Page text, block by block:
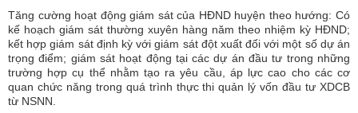
Tăng cường hoạt động giám sát của HĐND huyện theo hướng: Có
kế hoạch giám sát thường xuyên hàng năm theo nhiệm kỳ HĐND;
kết hợp giám sát định kỳ với giám sát đột xuất đối với một số dự án
trọng điểm; giám sát hoạt động tại các dự án đầu tư trong những
trường hợp cụ thể nhằm tạo ra yêu cầu, áp lực cao cho các cơ
quan chức năng trong quá trình thực thi quản lý vốn đầu tư XDCB
từ NSNN.